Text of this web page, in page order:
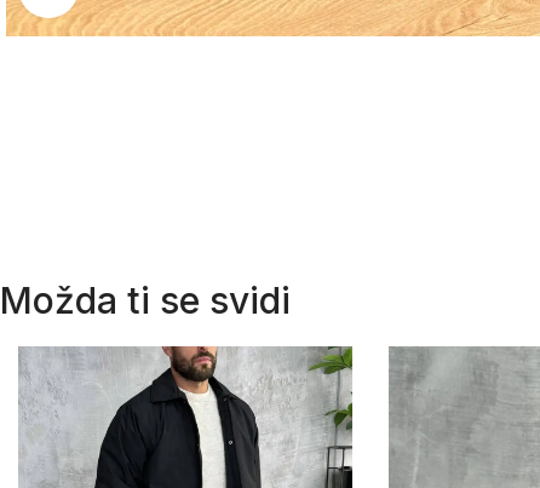
Možda ti se svidi